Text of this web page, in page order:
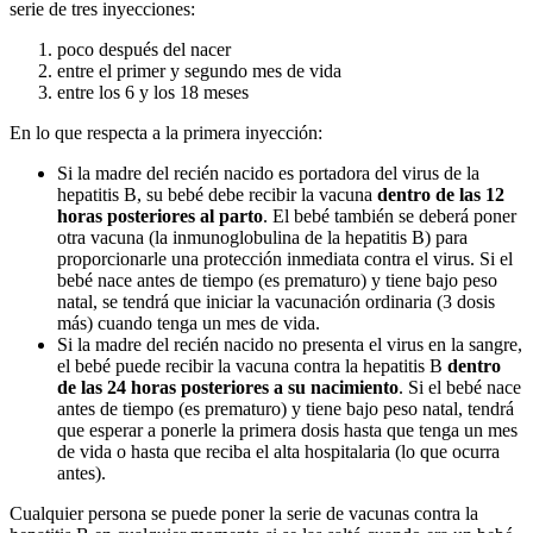
serie de tres inyecciones:
poco después del nacer
entre el primer y segundo mes de vida
entre los 6 y los 18 meses
En lo que respecta a la primera inyección:
Si la madre del recién nacido es portadora del virus de la
hepatitis B, su bebé debe recibir la vacuna dentro de las 12
horas posteriores al parto. El bebé también se deberá poner
otra vacuna (la inmunoglobulina de la hepatitis B) para
proporcionarle una protección inmediata contra el virus. Si el
bebé nace antes de tiempo (es prematuro) y tiene bajo peso
natal, se tendrá que iniciar la vacunación ordinaria (3 dosis
más) cuando tenga un mes de vida.
Si la madre del recién nacido no presenta el virus en la sangre,
el bebé puede recibir la vacuna contra la hepatitis B dentro
de las 24 horas posteriores a su nacimiento. Si el bebé nace
antes de tiempo (es prematuro) y tiene bajo peso natal, tendrá
que esperar a ponerle la primera dosis hasta que tenga un mes
de vida o hasta que reciba el alta hospitalaria (lo que ocurra
antes).
Cualquier persona se puede poner la serie de vacunas contra la